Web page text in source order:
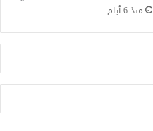
منذ 6 أيام